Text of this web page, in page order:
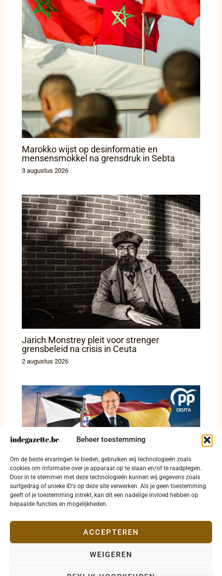
Beheer toestemming
Om de beste ervaringen te bieden, gebruiken wij technologieën zoals
cookies om informatie over je apparaat op te slaan en/of te raadplegen.
Door in te stemmen met deze technologieën kunnen wij gegevens zoals
surfgedrag of unieke ID's op deze site verwerken. Als je geen toestemming
geeft of je toestemming intrekt, kan dit een nadelige invloed hebben op
bepaalde functies en mogelijkheden.
ACCEPTEREN
WEIGEREN
Marokko wijst op desinformatie en
mensensmokkel na grensdruk in Sebta
3 augustus 2026
Jarich Monstrey pleit voor strenger
grensbeleid na crisis in Ceuta
2 augustus 2026
Het lijkt wel op een invasie: Ceuta onder druk
na ongekende grensdoorbraak
1 augustus 2026
Copyright © 2026 indegazette.be |Privacy